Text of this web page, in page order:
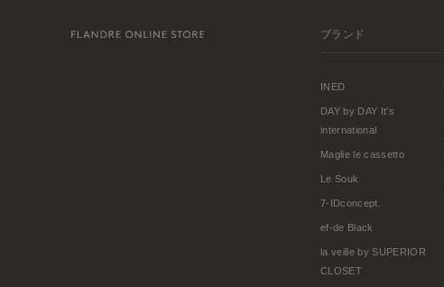
ブランド
INED
DAY by DAY It's
international
Maglie le cassetto
Le Souk
7-IDconcept.
ef-de Black
la veille by SUPERIOR
CLOSET